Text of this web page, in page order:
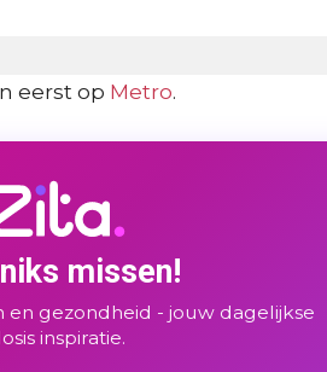
eerst op Metro.
missen!
en gezondheid - jouw dagelijkse
inspiratie.